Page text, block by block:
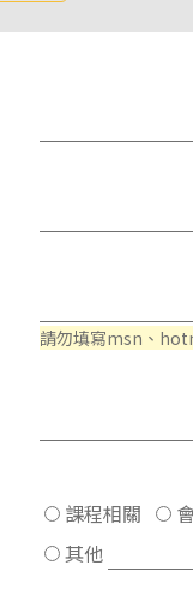
請勿填寫msn、
課程相關
其他